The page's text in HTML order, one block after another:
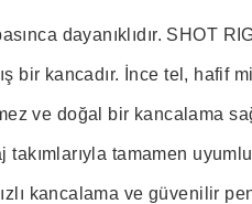
dayanıklıdır. SHOT
bir kancadır. İnce tel,
ve doğal bir kancalama
takımlarıyla tamamen
kancalama ve güvenilir